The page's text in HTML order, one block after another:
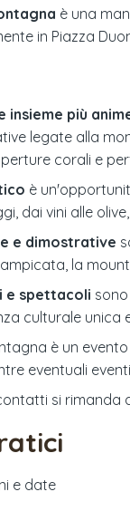
è una
in Piazza
insieme più
legate alla
corali e
è
dai vini alle
e dimostrative
la
e spettacoli
culturale unica
è un
eventuali
si rimanda
e date